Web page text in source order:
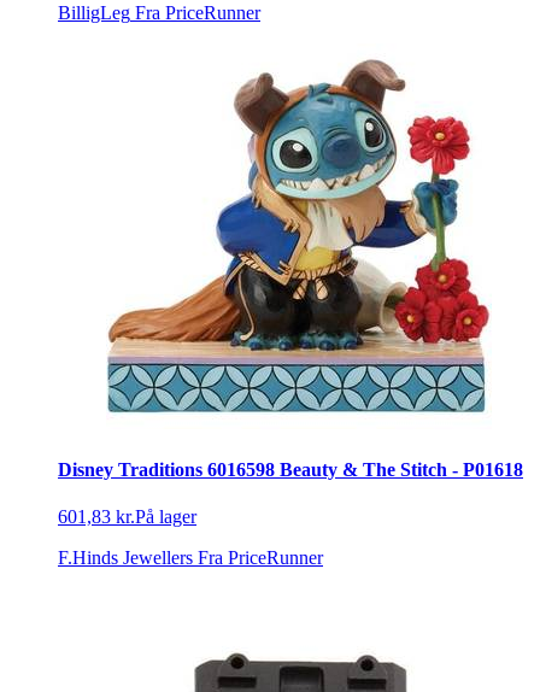
BilligLeg Fra PriceRunner
Disney Traditions 6016598 Beauty & The Stitch - P01618
601,83 kr.På lager
F.Hinds Jewellers Fra PriceRunner